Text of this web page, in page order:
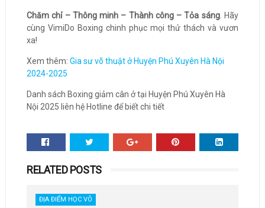
Chăm chỉ – Thông minh – Thành công – Tỏa sáng. Hãy
cùng VimiDo Boxing chinh phục mọi thử thách và vươn
xa!
Xem thêm: Gia sư võ thuật ở Huyện Phú Xuyên Hà Nội
2024-2025
Danh sách Boxing giảm cân ở tại Huyện Phú Xuyên Hà
Nội 2025 liên hệ Hotline để biết chi tiết
RELATED POSTS
ĐỊA ĐIỂM HỌC VÕ